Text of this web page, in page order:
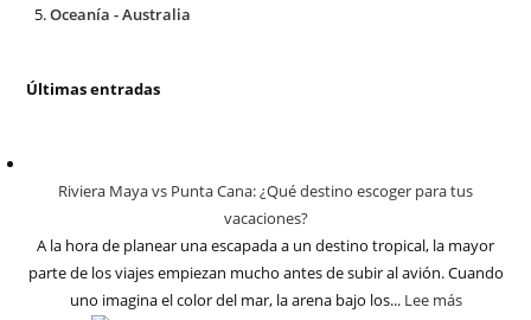
Oceanía - Australia
Últimas entradas
Riviera Maya vs Punta Cana: ¿Qué destino escoger para tus
vacaciones?
A la hora de planear una escapada a un destino tropical, la mayor
parte de los viajes empiezan mucho antes de subir al avión. Cuando
uno imagina el color del mar, la arena bajo los... Lee más